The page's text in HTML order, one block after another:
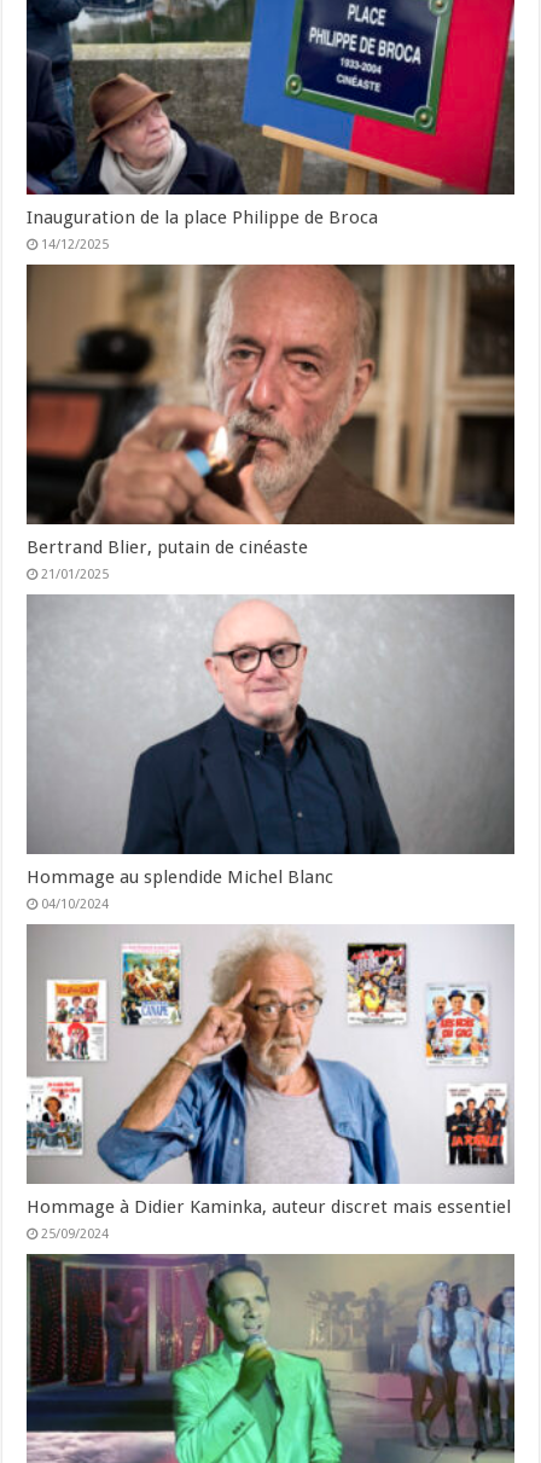
Inauguration de la place Philippe de Broca
14/12/2025
Bertrand Blier, putain de cinéaste
21/01/2025
Hommage au splendide Michel Blanc
04/10/2024
Hommage à Didier Kaminka, auteur discret mais essentiel
25/09/2024